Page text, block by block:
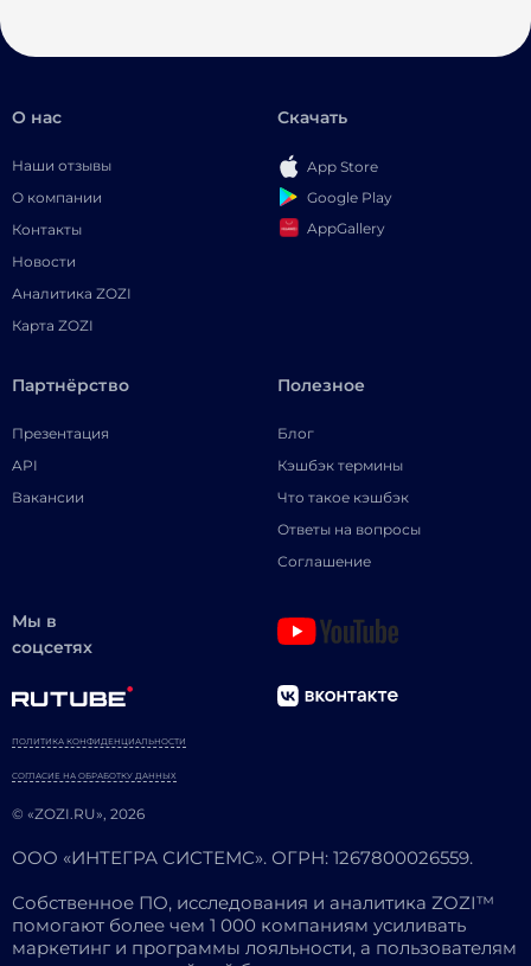
О нас
Наши отзывы
О компании
Контакты
Новости
Аналитика ZOZI
Карта ZOZI
Скачать
App Store
Google Play
AppGallery
Партнёрство
Презентация
API
Вакансии
Полезное
Блог
Кэшбэк термины
Что такое кэшбэк
Ответы на вопросы
Соглашение
Мы в
соцсетях
© «ZOZI.RU», 2026
ПОЛИТИКА КОНФИДЕНЦИАЛЬНОСТИ
СОГЛАСИЕ НА ОБРАБОТКУ ДАННЫХ
ООО «ИНТЕГРА СИСТЕМС». ОГРН: 1267800026559.
Собственное ПО, исследования и аналитика ZOZI™
помогают более чем 1 000 компаниям усиливать
маркетинг и программы лояльности, а пользователям